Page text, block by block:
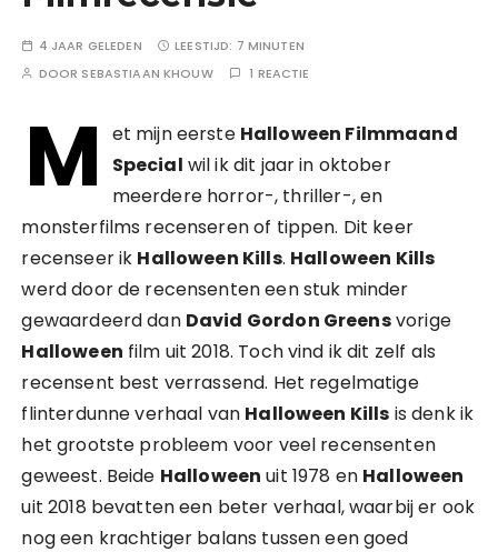
4 JAAR GELEDEN LEESTIJD: 7 MINUTEN
DOOR SEBASTIAAN KHOUW 1 REACTIE
M et mijn eerste Halloween Filmmaand
Special wil ik dit jaar in oktober
meerdere horror-, thriller-, en
monsterfilms recenseren of tippen. Dit keer
recenseer ik Halloween Kills. Halloween Kills
werd door de recensenten een stuk minder
gewaardeerd dan David Gordon Greensvorige
Halloween film uit 2018. Toch vind ik dit zelf als
recensent best verrassend. Het regelmatige
flinterdunne verhaal van Halloween Kills is denk ik
het grootste probleem voor veel recensenten
geweest. Beide Halloween uit 1978 en Halloween
uit 2018 bevatten een beter verhaal, waarbij er ook
nog een krachtiger balans tussen een goed